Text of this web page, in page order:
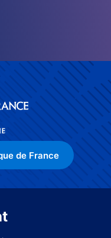
de France